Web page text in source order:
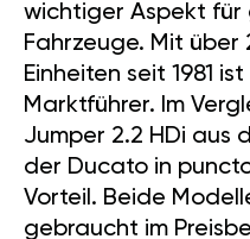
wichtiger Aspekt für
Fahrzeuge. Mit über
Einheiten seit 1981
Marktführer. Im
Jumper 2.2 HDi aus
der Ducato in
Vorteil. Beide
gebraucht im